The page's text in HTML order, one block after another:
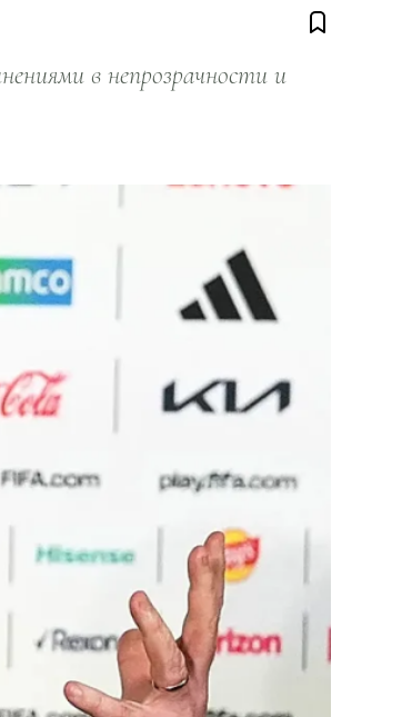
в непрозрачности и